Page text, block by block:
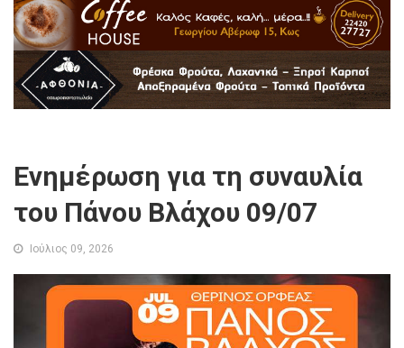
Ενημέρωση για τη συναυλία
του Πάνου Βλάχου 09/07
Ιούλιος 09, 2026